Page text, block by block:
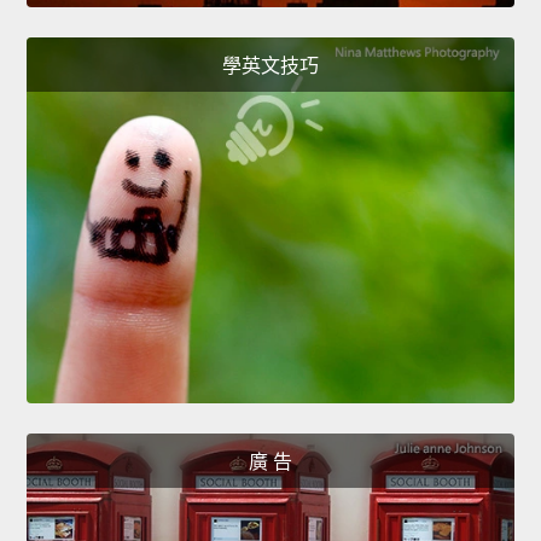
學英文技巧
廣 告